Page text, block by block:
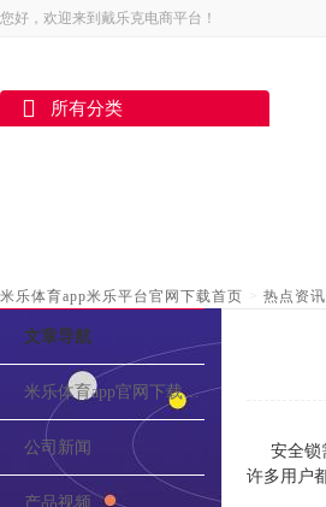
您好，欢迎来到戴乐克电商平台！
所有分类
米乐体育app米乐平台官网下载首页 > 热点资讯
文章导航
米乐体育app官网下载的介绍
公司新闻
产品视频
安全锁
许多用户